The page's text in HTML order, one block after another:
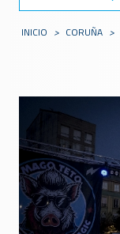
INICIO > CORUÑA >